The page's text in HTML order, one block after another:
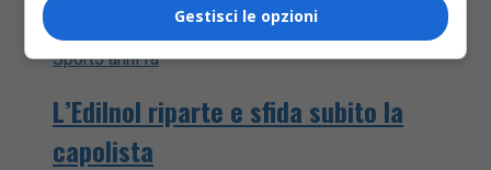
Sport5 anni fa
L’Edilnol riparte e sfida subito la
capolista
Gestisci le opzioni